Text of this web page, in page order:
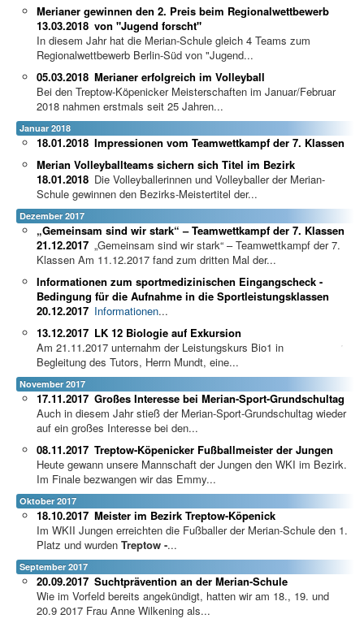
Merianer gewinnen den 2. Preis beim Regionalwettbewerb
von "Jugend forscht"
13.03.2018
In diesem Jahr hat die Merian-Schule gleich 4 Teams zum
Regionalwettbewerb Berlin-Süd von "Jugend...
Merianer erfolgreich im Volleyball
05.03.2018
Bei den Treptow-Köpenicker Meisterschaften im Januar/Februar
2018 nahmen erstmals seit 25 Jahren...
Januar 2018
Impressionen vom Teamwettkampf der 7. Klassen
18.01.2018
Merian Volleyballteams sichern sich Titel im Bezirk
18.01.2018 Die Volleyballerinnen und Volleyballer der Merian-
Schule gewinnen den Bezirks-Meistertitel der...
Dezember 2017
„Gemeinsam sind wir stark“ – Teamwettkampf der 7. Klassen
21.12.2017 „Gemeinsam sind wir stark“ – Teamwettkampf der 7.
Klassen Am 11.12.2017 fand zum dritten Mal der...
Informationen zum sportmedizinischen Eingangscheck -
Bedingung für die Aufnahme in die Sportleistungsklassen
20.12.2017 Informationen...
LK 12 Biologie auf Exkursion
13.12.2017
Am 21.11.2017 unternahm der Leistungskurs Bio1 in
Begleitung des Tutors, Herrn Mundt, eine...
November 2017
Großes Interesse bei Merian-Sport-Grundschultag
17.11.2017
Auch in diesem Jahr stieß der Merian-Sport-Grundschultag wieder
auf ein großes Interesse bei den...
Treptow-Köpenicker Fußballmeister der Jungen
08.11.2017
Heute gewann unsere Mannschaft der Jungen den WKI im Bezirk.
Im Finale bezwangen wir das Emmy...
Oktober 2017
Meister im Bezirk Treptow-Köpenick
18.10.2017
Im WKII Jungen erreichten die Fußballer der Merian-Schule den 1.
Platz und wurden Treptow -...
September 2017
Suchtprävention an der Merian-Schule
20.09.2017
Wie im Vorfeld bereits angekündigt, hatten wir am 18., 19. und
20.9 2017 Frau Anne Wilkening als...